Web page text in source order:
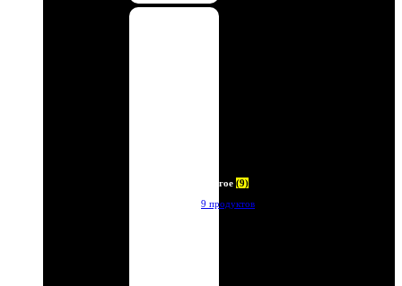
Другое (9)
9 продуктов